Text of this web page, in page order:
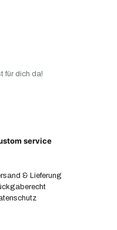
für dich da!
service
& Lieferung